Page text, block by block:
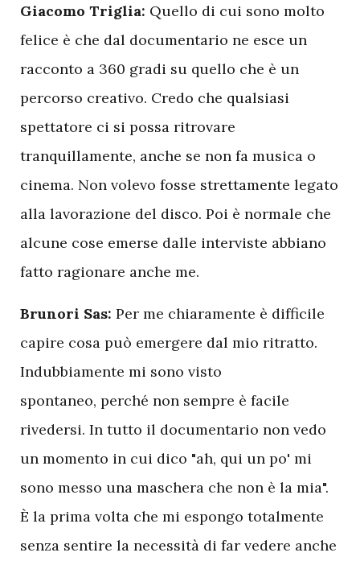
Giacomo Triglia: Quello di cui sono molto
felice è che dal documentario ne esce un
racconto a 360 gradi su quello che è un
percorso creativo. Credo che qualsiasi
spettatore ci si possa ritrovare
tranquillamente, anche se non fa musica o
cinema. Non volevo fosse strettamente legato
alla lavorazione del disco. Poi è normale che
alcune cose emerse dalle interviste abbiano
fatto ragionare anche me.
Brunori Sas: Per me chiaramente è difficile
capire cosa può emergere dal mio ritratto.
Indubbiamente mi sono visto
spontaneo, perché non sempre è facile
rivedersi. In tutto il documentario non vedo
un momento in cui dico "ah, qui un po' mi
sono messo una maschera che non è la mia".
È la prima volta che mi espongo totalmente
senza sentire la necessità di far vedere anche